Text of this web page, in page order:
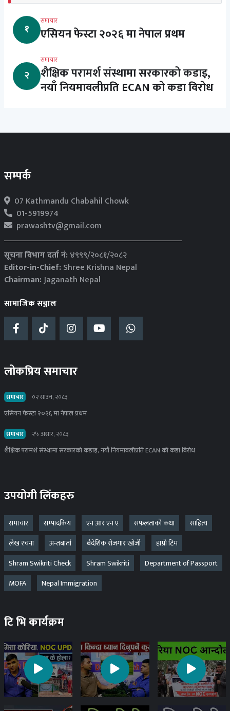
१
समाचार
एसियन फेस्टा २०२६ मा नेपाल प्रथम
२
समाचार
शैक्षिक परामर्श संस्थामा सरकारको कडाइ,
नयाँ नियमावलीप्रति ECAN को कडा विरोध
सम्पर्क
07 Kathmandu Chabahil Chowk
01-5919974
prawashtv@gmail.com
सूचना विभाग दर्ता नं: ४९९९/२०८१/२०८२
Editor-in-Chief: Shree Krishna Nepal
Chairman:Jaganath Nepal
सामाजिक सञ्जाल
लोकप्रिय समाचार
समाचार
०२ साउन, २०८३
एसियन फेस्टा २०२६ मा नेपाल प्रथम
समाचार
२५ असार, २०८३
शैक्षिक परामर्श संस्थामा सरकारको कडाइ, नयाँ नियमावलीप्रति ECAN को कडा विरोध
उपयोगी लिंकहरु
समाचार सम्पादकिय एन आर एन ए सफलताको कथा
साहित्य
लेख रचना
अन्तबार्ता बैदेशिक रोजगार खोजी
हाम्रो टिम
Shram Swikriti Check
Shram Swikriti
Department of Passport
MOFA
Nepal Immigration
टि भि कार्यक्रम